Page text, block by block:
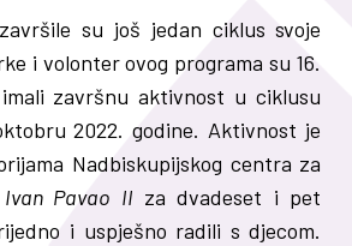
završile su još jedan ciklus svoje
i volonter ovog programa su 16.
završnu aktivnost u ciklusu
2022. godine. Aktivnost je
Nadbiskupijskog centra za
Ivan Pavao II za dvadeset i pet
i uspješno radili s djecom.